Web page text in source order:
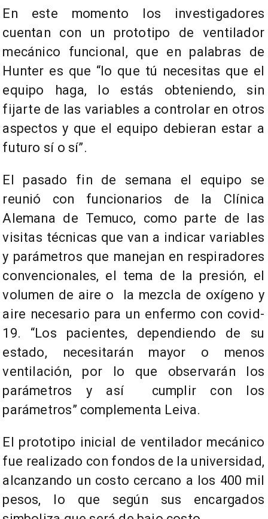
En este momento los investigadores
cuentan con un prototipo de ventilador
mecánico funcional, que en palabras de
Hunter es que “lo que tú necesitas que el
equipo haga, lo estás obteniendo, sin
fijarte de las variables a controlar en otros
aspectos y que el equipo debieran estar a
futuro sí o sí”.
El pasado fin de semana el equipo se
reunió con funcionarios de la Clínica
Alemana de Temuco, como parte de las
visitas técnicas que van a indicar variables
y parámetros que manejan en respiradores
convencionales, el tema de la presión, el
volumen de aire o la mezcla de oxígeno y
aire necesario para un enfermo con covid-
19. “Los pacientes, dependiendo de su
estado, necesitarán mayor o menos
ventilación, por lo que observarán los
parámetros y así cumplir con los
parámetros” complementa Leiva.
El prototipo inicial de ventilador mecánico
fue realizado con fondos de la universidad,
alcanzando un costo cercano a los 400 mil
pesos, lo que según sus encargados